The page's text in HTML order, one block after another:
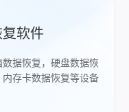
软件
据恢复，硬盘数据恢
存卡数据恢复等设备